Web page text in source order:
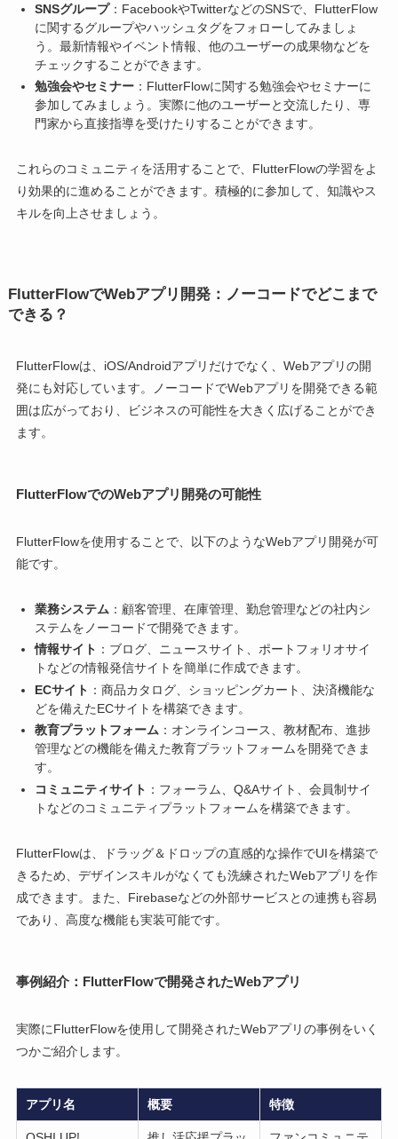
SNSグループ：FacebookやTwitterなどのSNSで、FlutterFlow
に関するグループやハッシュタグをフォローしてみましょ
う。最新情報やイベント情報、他のユーザーの成果物などを
チェックすることができます。
勉強会やセミナー：FlutterFlowに関する勉強会やセミナーに
参加してみましょう。実際に他のユーザーと交流したり、専
門家から直接指導を受けたりすることができます。
これらのコミュニティを活用することで、FlutterFlowの学習をよ
り効果的に進めることができます。積極的に参加して、知識やス
キルを向上させましょう。
FlutterFlowでWebアプリ開発：ノーコードでどこまで
できる？
FlutterFlowは、iOS/Androidアプリだけでなく、Webアプリの開
発にも対応しています。ノーコードでWebアプリを開発できる範
囲は広がっており、ビジネスの可能性を大きく広げることができ
ます。
FlutterFlowでのWebアプリ開発の可能性
FlutterFlowを使用することで、以下のようなWebアプリ開発が可
能です。
業務システム ：顧客管理、在庫管理、勤怠管理などの社内シ
ステムをノーコードで開発できます。
情報サイト ：ブログ、ニュースサイト、ポートフォリオサイ
トなどの情報発信サイトを簡単に作成できます。
ECサイト ：商品カタログ、ショッピングカート、決済機能な
どを備えたECサイトを構築できます。
教育プラットフォーム：オンラインコース、教材配布、進捗
管理などの機能を備えた教育プラットフォームを開発できま
す。
コミュニティサイト ：フォーラム、Q&Aサイト、会員制サイ
トなどのコミュニティプラットフォームを構築できます。
FlutterFlowは、ドラッグ＆ドロップの直感的な操作でUIを構築で
きるため、デザインスキルがなくても洗練されたWebアプリを作
成できます。また、Firebaseなどの外部サービスとの連携も容易
であり、高度な機能も実装可能です。
事例紹介：FlutterFlowで開発されたWebアプリ
実際にFlutterFlowを使用して開発されたWebアプリの事例をいく
つかご紹介します。
アプリ名 概要 特徴